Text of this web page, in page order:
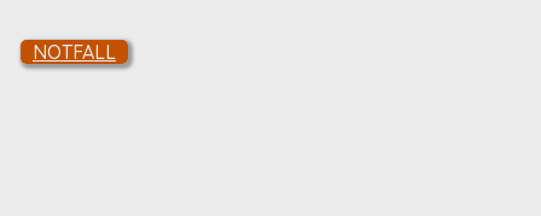
NOTFALL